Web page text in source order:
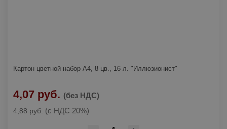
Картон цветной набор А4, 8 цв., 16 л. "Иллюзионист"
4,07 руб. (без НДС)
4,88 руб. (с НДС 20%)